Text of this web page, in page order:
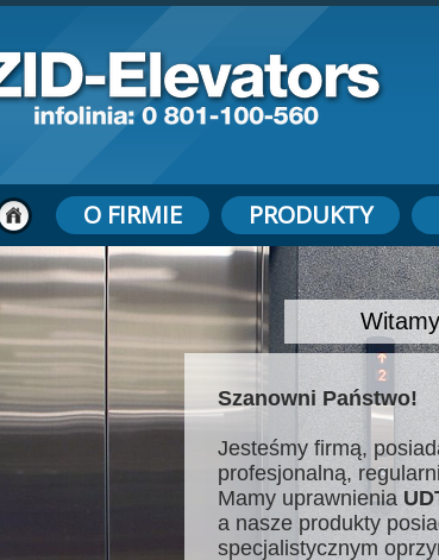
O FIRMIE PRODUKTY
Szanowni Państwo!
Jesteśmy firmą,
profesjonalną,
Mamy uprawnienia
a nasze produkty
specjalistycznym